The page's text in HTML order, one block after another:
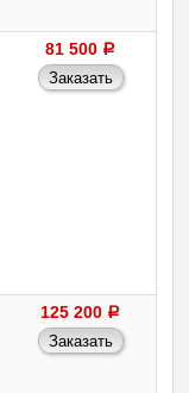
81 500 a
125 200 a